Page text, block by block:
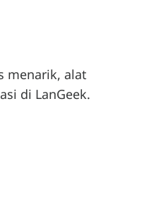
menarik, alat
di LanGeek.